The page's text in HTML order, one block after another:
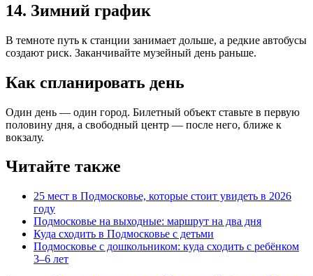
14. Зимний график
В темноте путь к станции занимает дольше, а редкие автобусы
создают риск. Заканчивайте музейный день раньше.
Как спланировать день
Один день — один город. Билетный объект ставьте в первую
половину дня, а свободный центр — после него, ближе к
вокзалу.
Читайте также
25 мест в Подмосковье, которые стоит увидеть в 2026
году
Подмосковье на выходные: маршрут на два дня
Куда сходить в Подмосковье с детьми
Подмосковье с дошкольником: куда сходить с ребёнком
3–6 лет